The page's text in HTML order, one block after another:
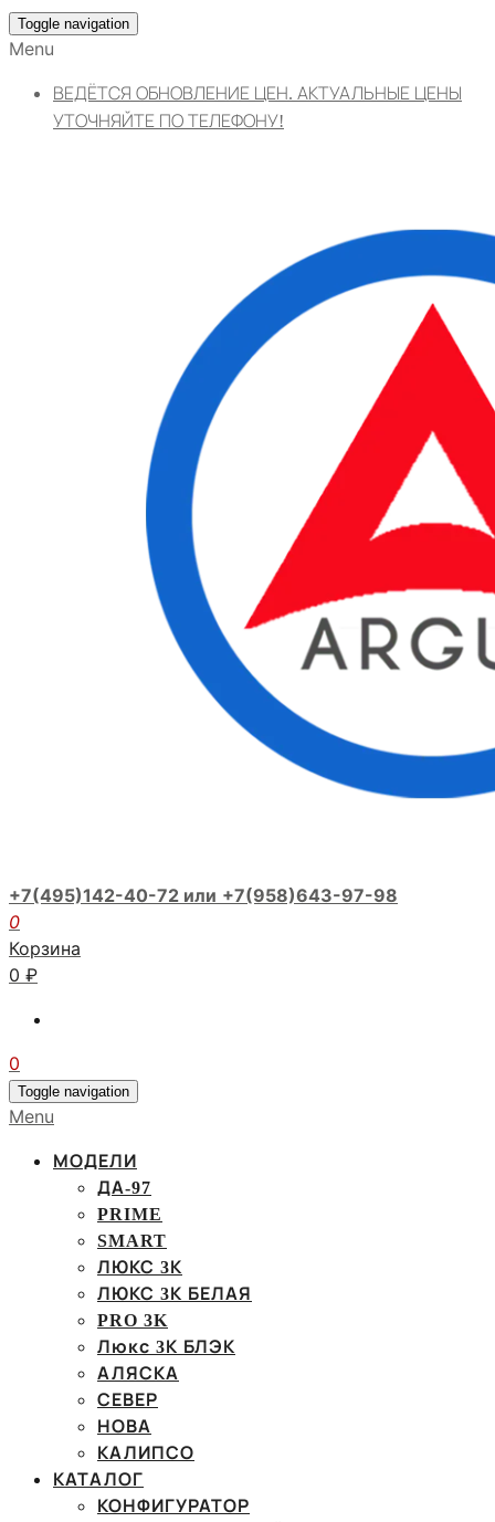
Toggle navigation
Menu
ВЕДЁТСЯ ОБНОВЛЕНИЕ ЦЕН. АКТУАЛЬНЫЕ ЦЕНЫ
УТОЧНЯЙТЕ ПО ТЕЛЕФОНУ!
+7(495)142-40-72 или +7(958)643-97-98
0
Корзина
0 ₽
0
Toggle navigation
Menu
МОДЕЛИ
ДА-97
PRIME
SMART
ЛЮКС 3К
ЛЮКС 3К БЕЛАЯ
PRO 3K
Люкс 3К БЛЭК
АЛЯСКА
СЕВЕР
НОВА
КАЛИПСО
КАТАЛОГ
КОНФИГУРАТОР